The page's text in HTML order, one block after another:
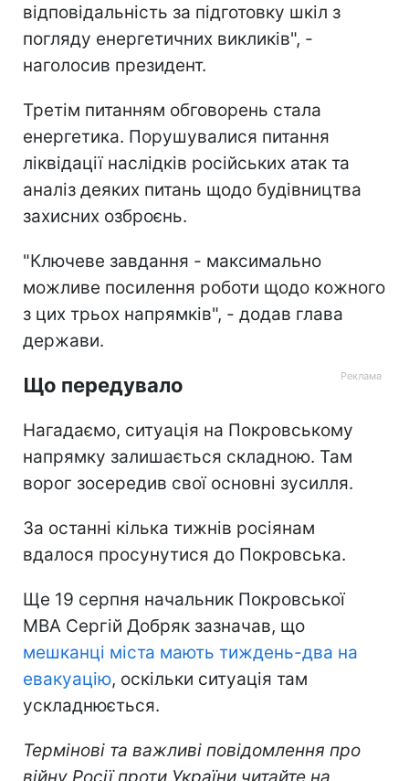
відповідальність за підготовку шкіл з
погляду енергетичних викликів", -
наголосив президент.
Третім питанням обговорень стала
енергетика. Порушувалися питання
ліквідації наслідків російських атак та
аналіз деяких питань щодо будівництва
захисних озброєнь.
"Ключеве завдання - максимально
можливе посилення роботи щодо кожного
з цих трьох напрямків", - додав глава
держави.
Що передувало
Нагадаємо, ситуація на Покровському
напрямку залишається складною. Там
ворог зосередив свої основні зусилля.
За останні кілька тижнів росіянам
вдалося просунутися до Покровська.
Ще 19 серпня начальник Покровської
МВА Сергій Добряк зазначав, що
мешканці міста мають тиждень-два на
евакуацію, оскільки ситуація там
ускладнюється.
Термінові та важливі повідомлення про
війну Росії проти України читайте на